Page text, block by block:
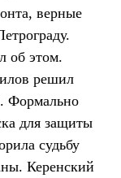
верные
об этом.
решил
Формально
для защиты
судьбу
Керенский